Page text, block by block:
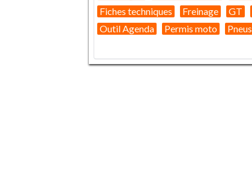
Fiches techniques
Freinage GT
Outil Agenda
Permis moto Pneus